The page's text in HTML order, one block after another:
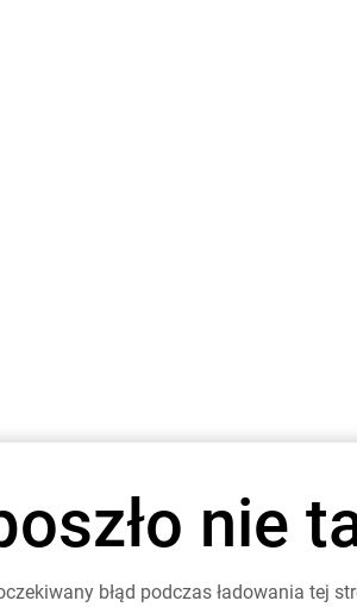
nie
błąd podczas ładowania tej